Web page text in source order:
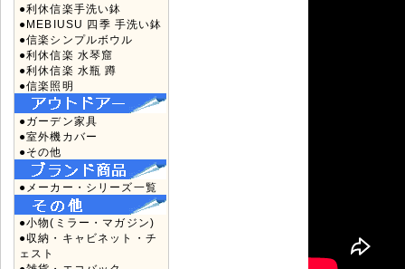
●利休信楽手洗い鉢
●MEBIUSU 四季 手洗い鉢
●信楽シンプルボウル
●利休信楽 水琴窟
●利休信楽 水瓶 蹲
●信楽照明
●ガーデン家具
●室外機カバー
●その他
●メーカー・シリーズ一覧
●小物(ミラー・マガジン)
●収納・キャビネット・チ
ェスト